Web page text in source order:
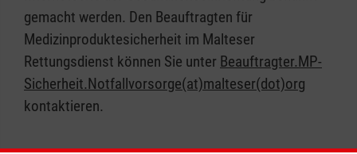
gemacht werden. Den Beauftragten für
Medizinproduktesicherheit im Malteser
Rettungsdienst können Sie unter Beauftragter.MP-
Sicherheit.Notfallvorsorge(at)malteser(dot)org
kontaktieren.